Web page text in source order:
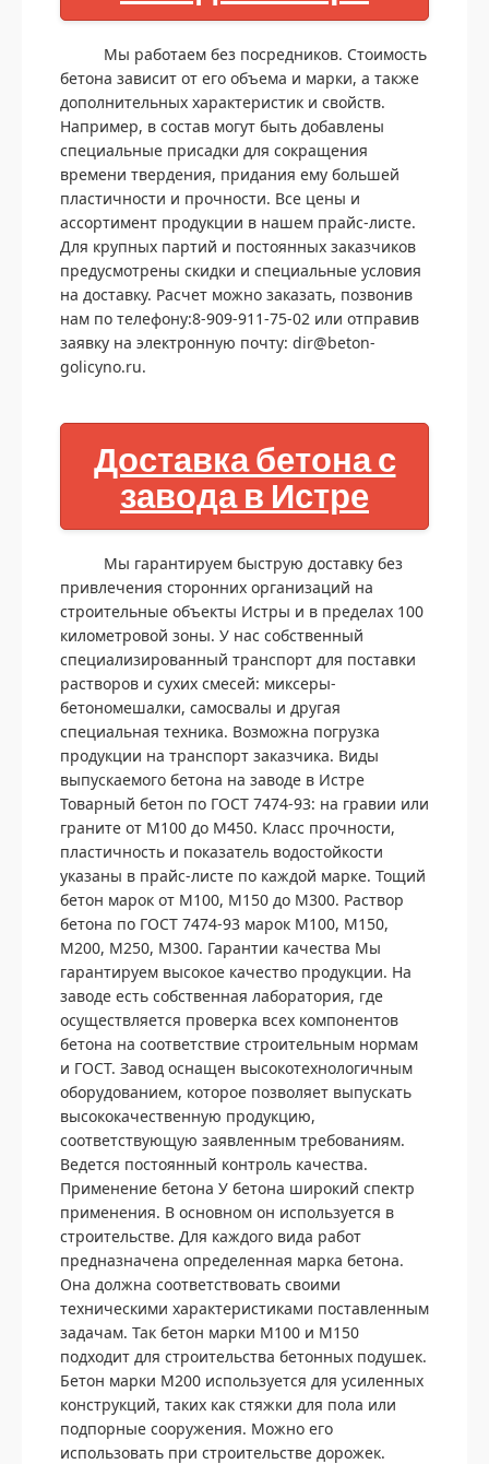
Мы работаем без посредников. Стоимость
бетона зависит от его объема и марки, а также
дополнительных характеристик и свойств.
Например, в состав могут быть добавлены
специальные присадки для сокращения
времени твердения, придания ему большей
пластичности и прочности. Все цены и
ассортимент продукции в нашем прайс-листе.
Для крупных партий и постоянных заказчиков
предусмотрены скидки и специальные условия
на доставку. Расчет можно заказать, позвонив
нам по телефону:8-909-911-75-02 или отправив
заявку на электронную почту: dir@beton-
golicyno.ru.
Доставка бетона с
завода в Истре
Мы гарантируем быструю доставку без
привлечения сторонних организаций на
строительные объекты Истры и в пределах 100
километровой зоны. У нас собственный
специализированный транспорт для поставки
растворов и сухих смесей: миксеры-
бетономешалки, самосвалы и другая
специальная техника. Возможна погрузка
продукции на транспорт заказчика. Виды
выпускаемого бетона на заводе в Истре
Товарный бетон по ГОСТ 7474-93: на гравии или
граните от М100 до М450. Класс прочности,
пластичность и показатель водостойкости
указаны в прайс-листе по каждой марке. Тощий
бетон марок от М100, М150 до М300. Раствор
бетона по ГОСТ 7474-93 марок М100, М150,
М200, М250, М300. Гарантии качества Мы
гарантируем высокое качество продукции. На
заводе есть собственная лаборатория, где
осуществляется проверка всех компонентов
бетона на соответствие строительным нормам
и ГОСТ. Завод оснащен высокотехнологичным
оборудованием, которое позволяет выпускать
высококачественную продукцию,
соответствующую заявленным требованиям.
Ведется постоянный контроль качества.
Применение бетона У бетона широкий спектр
применения. В основном он используется в
строительстве. Для каждого вида работ
предназначена определенная марка бетона.
Она должна соответствовать своими
техническими характеристиками поставленным
задачам. Так бетон марки М100 и М150
подходит для строительства бетонных подушек.
Бетон марки М200 используется для усиленных
конструкций, таких как стяжки для пола или
подпорные сооружения. Можно его
использовать при строительстве дорожек.